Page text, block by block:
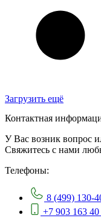
Загрузить ещё
Контактная
У Вас возник вопрос
Свяжитесь с нами
Телефоны:
8 (499) 130-
+7 903 163 40